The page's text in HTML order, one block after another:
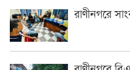
রাণীনগরে